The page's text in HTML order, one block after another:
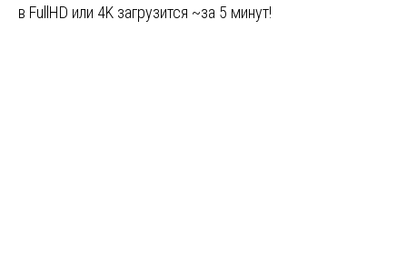
в FullHD или 4K загрузится ~за 5 минут!